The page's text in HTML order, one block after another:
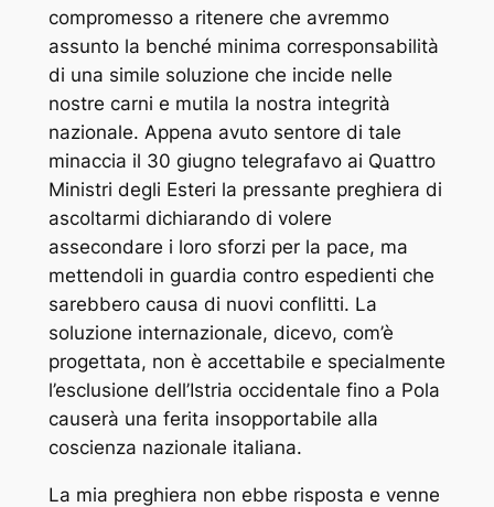
compromesso a ritenere che avremmo
assunto la benché minima corresponsabilità
di una simile soluzione che incide nelle
nostre carni e mutila la nostra integrità
nazionale. Appena avuto sentore di tale
minaccia il 30 giugno telegrafavo ai Quattro
Ministri degli Esteri la pressante preghiera di
ascoltarmi dichiarando di volere
assecondare i loro sforzi per la pace, ma
mettendoli in guardia contro espedienti che
sarebbero causa di nuovi conflitti. La
soluzione internazionale, dicevo, com’è
progettata, non è accettabile e specialmente
l’esclusione dell’Istria occidentale fino a Pola
causerà una ferita insopportabile alla
coscienza nazionale italiana.
La mia preghiera non ebbe risposta e venne